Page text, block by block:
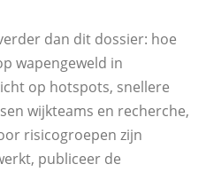
dan dit dossier: hoe
wapengeweld in
op hotspots, snellere
wijkteams en recherche,
risicogroepen zijn
publiceer de